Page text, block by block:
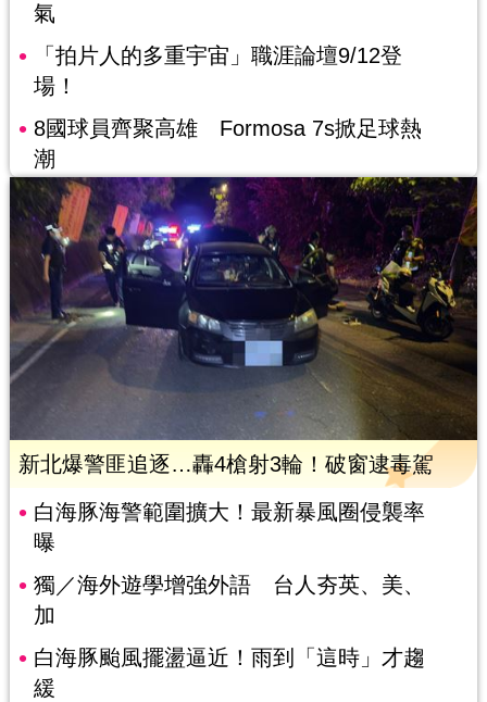
氣
「拍片人的多重宇宙」職涯論壇9/12登
場！
8國球員齊聚高雄 Formosa 7s掀足球熱
潮
新北爆警匪追逐…轟4槍射3輪！破窗逮毒駕
白海豚海警範圍擴大！最新暴風圈侵襲率
曝
獨／海外遊學增強外語 台人夯英、美、
加
白海豚颱風擺盪逼近！雨到「這時」才趨
緩